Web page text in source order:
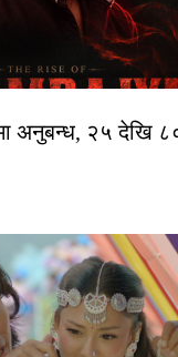
अनुबन्ध, २५ देखि